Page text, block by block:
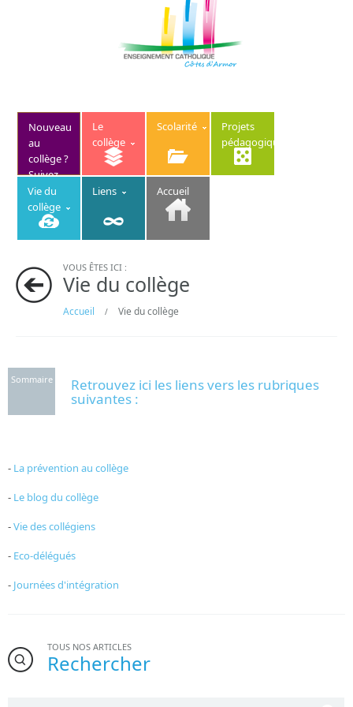
Nouveau
au
collège ?
Suivez
ce lien
Le
collège
Scolarité
Projets
pédagogiques
Vie du
collège
Liens Accueil
VOUS ÊTES ICI :
Vie du collège
Accueil / Vie du collège
Sommaire Retrouvez ici les liens vers les rubriques
suivantes :
- La prévention au collège
- Le blog du collège
-Vie des collégiens
- Eco-délégués
- Journées d'intégration
TOUS NOS ARTICLES
Rechercher